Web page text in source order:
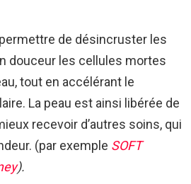
de désincruster les
douceur les cellules mortes
tout en accélérant le
La peau est ainsi libérée de
recevoir d’autres soins, qui
(par exemple SOFT
).